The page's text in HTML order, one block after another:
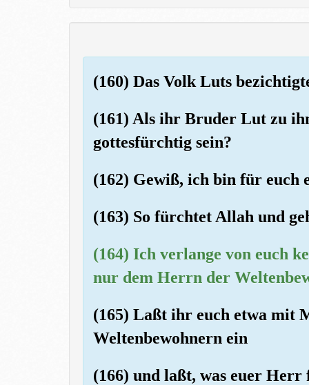
(160) Das Volk Luts
(161) Als ihr Bruder Lut zu
gottesfürchtig sein?
(162) Gewiß, ich bin für euch
(163) So fürchtet Allah und
(164) Ich verlange von euch
nur dem Herrn der
(165) Laßt ihr euch etwa mit
Weltenbewohnern ein
(166) und laßt, was euer